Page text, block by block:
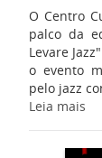
O Centro
palco da
Levare
o evento
pelo jazz
Leia mais